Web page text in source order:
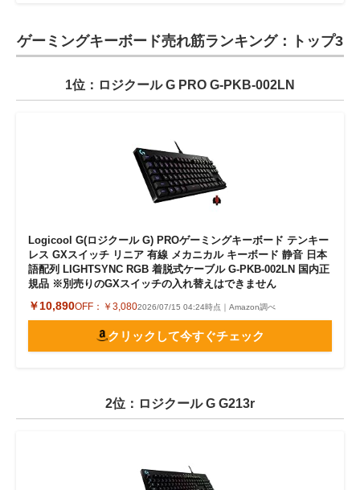
ゲーミングキーボード売れ筋ランキング：トップ3
1位：ロジクール G PRO G-PKB-002LN
Logicool G(ロジクール G) PROゲーミングキーボード テンキー
レス GXスイッチ リニア 有線 メカニカル キーボード 静音 日本
語配列 LIGHTSYNC RGB 着脱式ケーブル G-PKB-002LN 国内正
規品 ※別売りのGXスイッチの入れ替えはできません
￥10,890OFF： ￥3,0802026/07/15 04:24時点｜Amazon調べ
クリックして今すぐチェック
2位：ロジクール G G213r